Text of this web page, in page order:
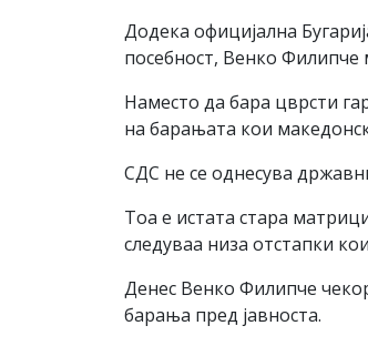
Додека официјална
посебност, Венко Филипче
Наместо да бара цврсти
на барањата кои
СДС не се однесува
Тоа е истата стара
следуваа низа отстапки
Денес Венко Филипче
барања пред јавноста.